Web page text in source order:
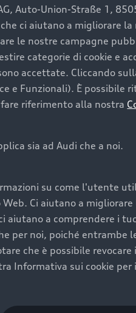
Audi
Per fare un
usata perfetta tramite
prossima
al prezzo e all'aspetto,
e a una maggiore
una manutenzione
cura e attenzione del
stato garantiscono
Auto-Union-Straße 1,
ci aiutano a migliorare la
le nostre campagne
categorie di cookie e
accettate. Cliccando
e Funzionali). È possibile
riferimento alla nostra
sia ad Audi che a noi.
su come l'utente
Ci aiutano a
a comprendere i
per noi, poiché entrambe
che è possibile
Informativa sui cookie per